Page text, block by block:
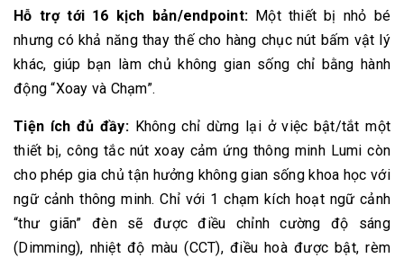
Hỗ trợ tới 16 kịch bản/endpoint: Một thiết bị nhỏ bé
nhưng có khả năng thay thế cho hàng chục nút bấm vật lý
khác, giúp bạn làm chủ không gian sống chỉ bằng hành
động “Xoay và Chạm”.
Tiện ích đủ đầy:Không chỉ dừng lại ở việc bật/tắt một
thiết bị, công tắc nút xoay cảm ứng thông minh Lumi còn
cho phép gia chủ tận hưởng không gian sống khoa học với
ngữ cảnh thông minh. Chỉ với 1 chạm kích hoạt ngữ cảnh
“thư giãn” đèn sẽ được điều chỉnh cường độ sáng
(Dimming), nhiệt độ màu (CCT), điều hoà được bật, rèm